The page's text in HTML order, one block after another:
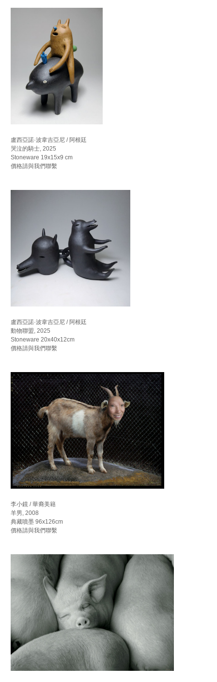
盧西亞諾·波韋吉亞尼 / 阿根廷
哭泣的騎士, 2025
Stoneware 19x15x9 cm
價格請與我們聯繫
盧西亞諾·波韋吉亞尼 / 阿根廷
動物聯盟, 2025
Stoneware 20x40x12cm
價格請與我們聯繫
李小鏡 / 華裔美籍
羊男, 2008
典藏噴墨 96x126cm
價格請與我們聯繫